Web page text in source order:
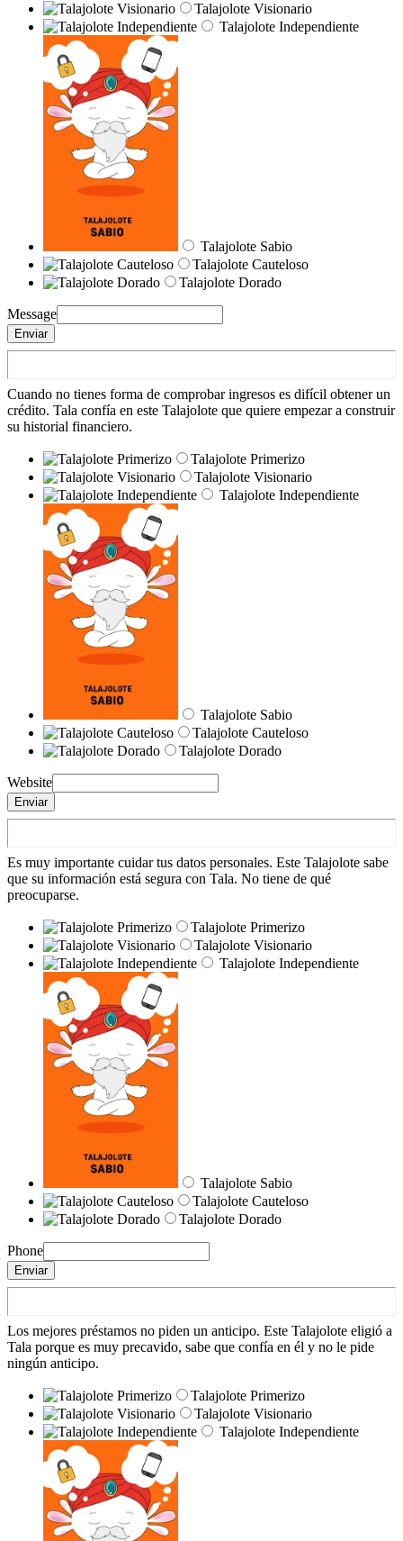
Talajolote Visionario
Talajolote Independiente
Talajolote Sabio
Talajolote Cauteloso
Talajolote Dorado
Message
Enviar
Cuando no tienes forma de comprobar ingresos es difícil obtener un
crédito. Tala confía en este Talajolote que quiere empezar a construir
su historial financiero.
Talajolote Primerizo
Talajolote Visionario
Talajolote Independiente
Talajolote Sabio
Talajolote Cauteloso
Talajolote Dorado
Website
Enviar
Es muy importante cuidar tus datos personales. Este Talajolote sabe
que su información está segura con Tala. No tiene de qué
preocuparse.
Talajolote Primerizo
Talajolote Visionario
Talajolote Independiente
Talajolote Sabio
Talajolote Cauteloso
Talajolote Dorado
Phone
Enviar
Los mejores préstamos no piden un anticipo. Este Talajolote eligió a
Tala porque es muy precavido, sabe que confía en él y no le pide
ningún anticipo.
Talajolote Primerizo
Talajolote Visionario
Talajolote Independiente